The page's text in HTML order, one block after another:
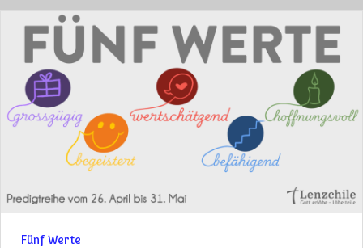
Fünf Werte